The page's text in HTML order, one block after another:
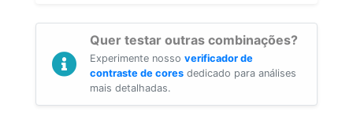
Quer testar outras combinações?
Experimente nosso verificador de
contraste de cores dedicado para análises
mais detalhadas.